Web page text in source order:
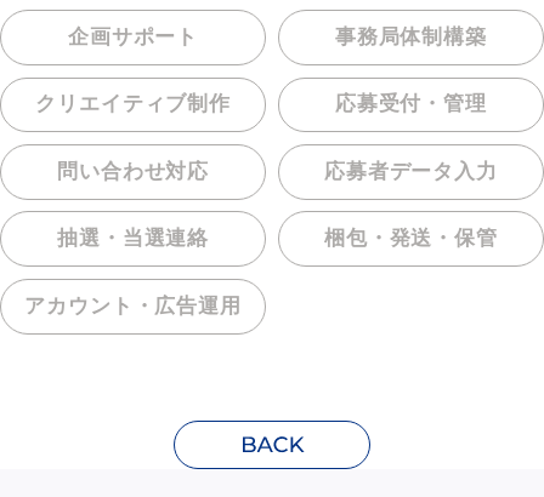
企画サポート 事務局体制構築
クリエイティブ制作 応募受付・管理
問い合わせ対応 応募者データ入力
抽選・当選連絡 梱包・発送・保管
アカウント・ 広告運用